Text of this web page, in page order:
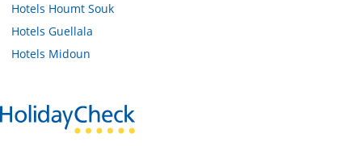
Hotels Houmt Souk
Hotels Guellala
Hotels Midoun